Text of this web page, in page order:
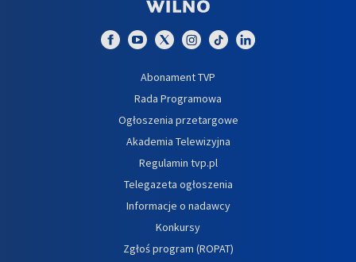
Abonament TVP
Rada Programowa
Ogłoszenia przetargowe
Akademia Telewizyjna
Regulamin tvp.pl
Telegazeta ogłoszenia
Informacje o nadawcy
Konkursy
Zgłoś program (ROPAT)